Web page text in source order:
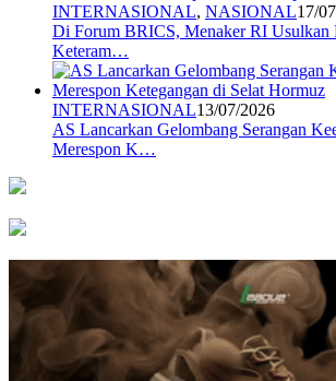
INTERNASIONAL, NASIONAL17/
Di Forum BRICS, Menaker RI Usulkan
Keteram…
INTERNASIONAL13/07/2026
AS Lancarkan Gelombang Serangan
Merespon K…